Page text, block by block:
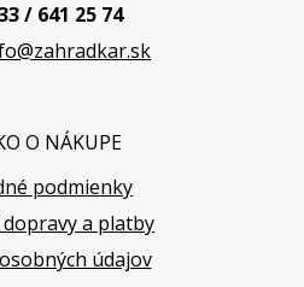
/ 641 25 74
O NÁKUPE
podmienky
a platby
údajov